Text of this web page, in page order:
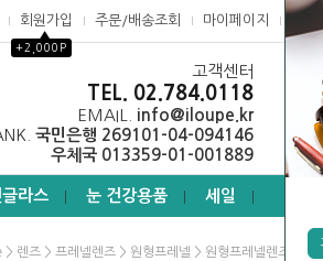
회원가입
▲
+2,000P
주문/배송조회 마이페이지 고
고객센터
TEL. 02.784.0118
EMAIL. info@iloupe.kr
국민은행 269101-04-094146
우체국 013359-01-001889
글라스 눈 건강용품 세일
> 렌즈 > 프레넬렌즈 > 원형프레넬 > 원형프레넬렌즈